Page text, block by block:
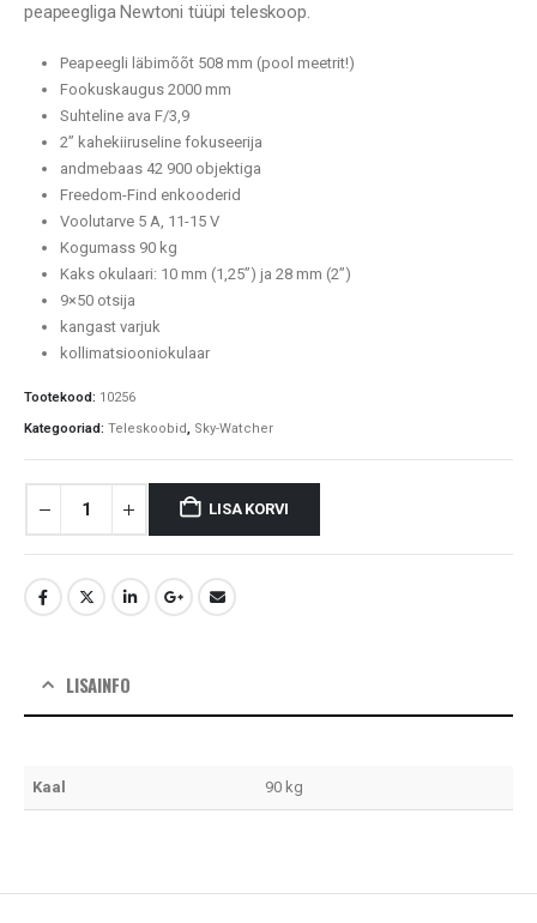
peapeegliga Newtoni tüüpi teleskoop.
Peapeegli läbimõõt 508 mm (pool meetrit!)
Fookuskaugus 2000 mm
Suhteline ava F/3,9
2” kahekiiruseline fokuseerija
andmebaas 42 900 objektiga
Freedom-Find enkooderid
Voolutarve 5 A, 11-15 V
Kogumass 90 kg
Kaks okulaari: 10 mm (1,25”) ja 28 mm (2”)
9×50 otsija
kangast varjuk
kollimatsiooniokulaar
Tootekood: 10256
Kategooriad: Teleskoobid Sky-Watcher
LISA KORVI
LISAINFO
Kaal 90 kg